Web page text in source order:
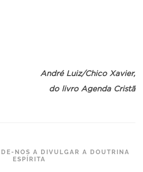
André Luiz/Chico Xavier,
do livro Agenda Cristã
NOS A DIVULGAR A DOUTRINA
ESPÍRITA